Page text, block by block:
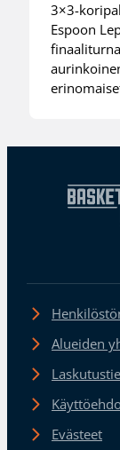
3×3-
Espoon
Alueiden
Evästeet